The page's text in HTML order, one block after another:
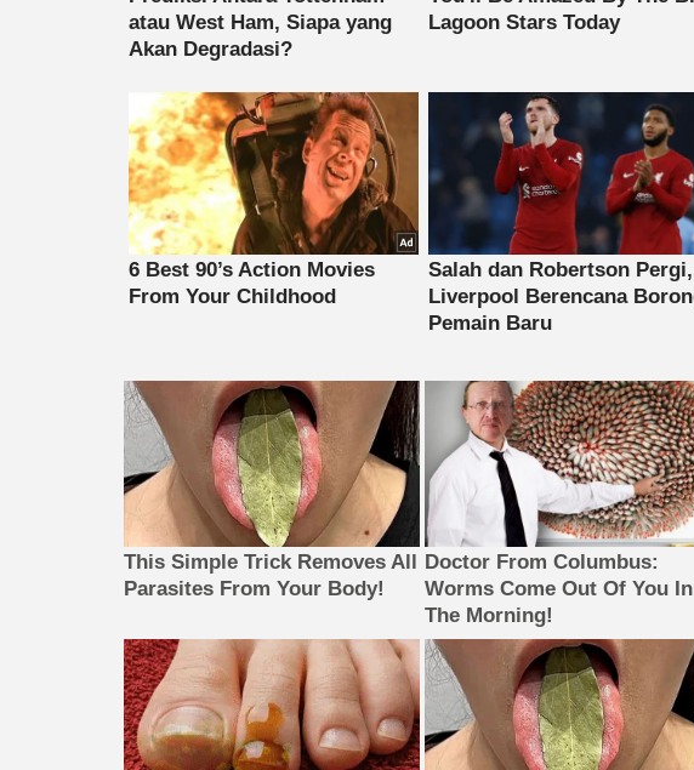
This Simple Trick Removes All
Parasites From Your Body!
Doctor From Columbus:
Worms Come Out Of You In
The Morning!